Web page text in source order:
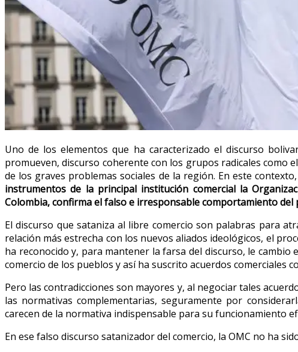
Uno de los elementos que ha caracterizado el discurso
promueven, discurso coherente con los grupos radicales como
de los graves problemas sociales de la región. En este
instrumentos de la principal institución comercial la
Colombia, confirma el falso e irresponsable comportamiento del
El discurso que sataniza al libre comercio son palabras para
relación más estrecha con los nuevos aliados ideológicos, el
ha reconocido y, para mantener la farsa del discurso, le
comercio de los pueblos y así ha suscrito acuerdos comerciales
Pero las contradicciones son mayores y, al negociar tales
las normativas complementarias, seguramente por
carecen de la normativa indispensable para su funcionamiento
En ese falso discurso satanizador del comercio, la OMC no ha